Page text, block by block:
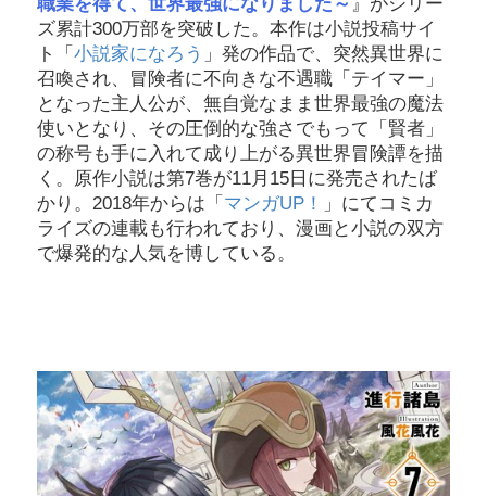
職業を得て、世界最強になりました～ 』がシリー
ズ累計300万部を突破した。本作は小説投稿サイ
ト「 小説家になろう 」発の作品で、突然異世界に
召喚され、冒険者に不向きな不遇職「テイマー」
となった主人公が、無自覚なまま世界最強の魔法
使いとなり、その圧倒的な強さでもって「賢者」
の称号も手に入れて成り上がる異世界冒険譚を描
く。原作小説は第7巻が11月15日に発売されたば
かり。2018年からは「 マンガUP！
」にてコミカ
ライズの連載も行われており、漫画と小説の双方
で爆発的な人気を博している。